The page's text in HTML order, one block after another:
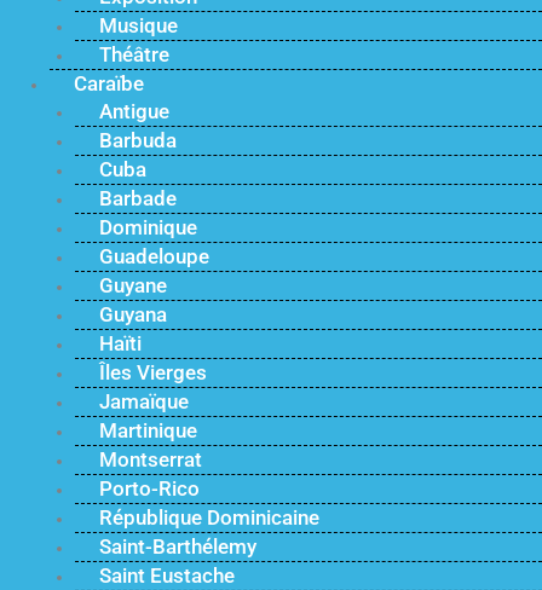
Musique
Théâtre
Caraïbe
Antigue
Barbuda
Cuba
Barbade
Dominique
Guadeloupe
Guyane
Guyana
Haïti
Îles Vierges
Jamaïque
Martinique
Montserrat
Porto-Rico
République Dominicaine
Saint-Barthélemy
Saint Eustache